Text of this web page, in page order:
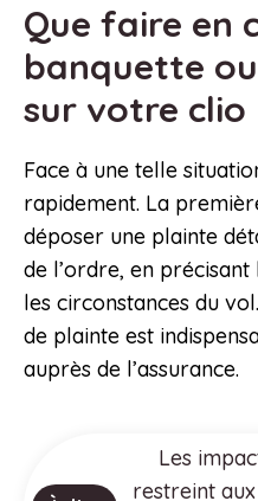
Que faire en
banquette
sur votre clio
Face à une telle
rapidement. La
déposer une plainte
de l’ordre, en
les circonstances du
de plainte est
auprès de l’assurance.
Les
restreint